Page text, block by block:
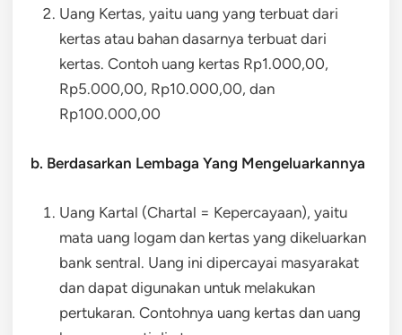
Uang Kertas, yaitu uang yang terbuat dari
kertas atau bahan dasarnya terbuat dari
kertas. Contoh uang kertas Rp1.000,00,
Rp5.000,00, Rp10.000,00, dan
Rp100.000,00
b. Berdasarkan Lembaga Yang Mengeluarkannya
Uang Kartal (Chartal = Kepercayaan), yaitu
mata uang logam dan kertas yang dikeluarkan
bank sentral. Uang ini dipercayai masyarakat
dan dapat digunakan untuk melakukan
pertukaran. Contohnya uang kertas dan uang